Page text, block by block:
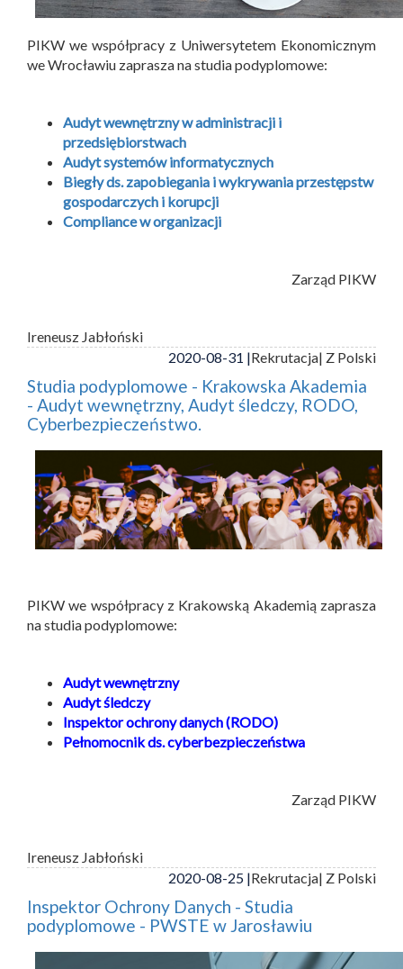
PIKW we współpracy z Uniwersytetem Ekonomicznym
we Wrocławiu zaprasza na studia podyplomowe:
Audyt wewnętrzny w administracji i
przedsiębiorstwach
Audyt systemów informatycznych
Biegły ds. zapobiegania i wykrywania przestępstw
gospodarczych i korupcji
Compliance w organizacji
Zarząd PIKW
Ireneusz Jabłoński
2020-08-31 |Rekrutacja| Z Polski
Studia podyplomowe - Krakowska Akademia
- Audyt wewnętrzny, Audyt śledczy, RODO,
Cyberbezpieczeństwo.
PIKW we współpracy z Krakowską Akademią zaprasza
na studia podyplomowe:
Audyt wewnętrzny
Audyt śledczy
Inspektor ochrony danych (RODO)
Pełnomocnik ds. cyberbezpieczeństwa
Zarząd PIKW
Ireneusz Jabłoński
2020-08-25 |Rekrutacja| Z Polski
Inspektor Ochrony Danych - Studia
podyplomowe - PWSTE w Jarosławiu